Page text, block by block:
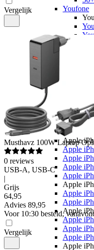
Youfone
Alle telefoons
Alle
Apple
Alle
Apple
Apple
Apple
Apple
Apple
Apple
Apple
Apple
Apple
Apple
Apple
Apple
Apple
Apple
Apple
Apple
Apple
Apple
Vergelijk
Musthavz 100W Laptop
0 reviews
USB-A, USB-C
|
Grijs
64,95
Advies 89,95
Voor 10:30 besteld,
Vergelijk